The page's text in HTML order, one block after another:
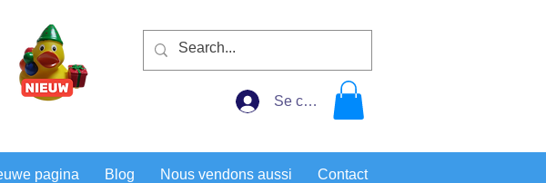
Se connecter
pagina Blog Nous vendons aussi Contact